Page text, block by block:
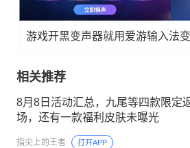
游戏开黑变声器就用爱游输入法
相关推荐
8月8日活动汇总，九尾等四款限定
场，还有一款福利皮肤未曝光
指尖上的王者 打开APP